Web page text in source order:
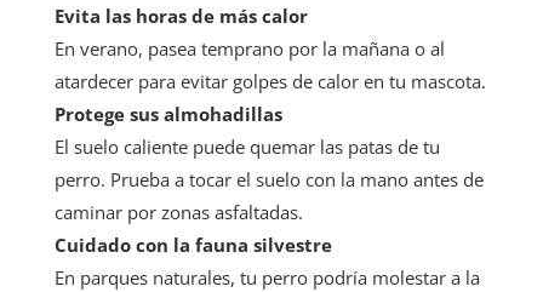
Evita las horas de más calor
En verano, pasea temprano por la mañana o al
atardecer para evitar golpes de calor en tu mascota.
Protege sus almohadillas
El suelo caliente puede quemar las patas de tu
perro. Prueba a tocar el suelo con la mano antes de
caminar por zonas asfaltadas.
Cuidado con la fauna silvestre
En parques naturales, tu perro podría molestar a la